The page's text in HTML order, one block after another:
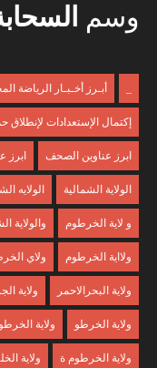
وسم
أبـرز أخـبـار الرياضة
إكتمال الإستعدادات لإنطلاق
ابرز عناوين الصحف ابرز
الولاية الشمالية الولايه
و لاية الخرطوم والولاية
ولااية الخرطوم ولاي
ولاية البحرالاحمر ولاية
ولاية الخرطو ولاية
ولاية الخرطوم ة ولاية